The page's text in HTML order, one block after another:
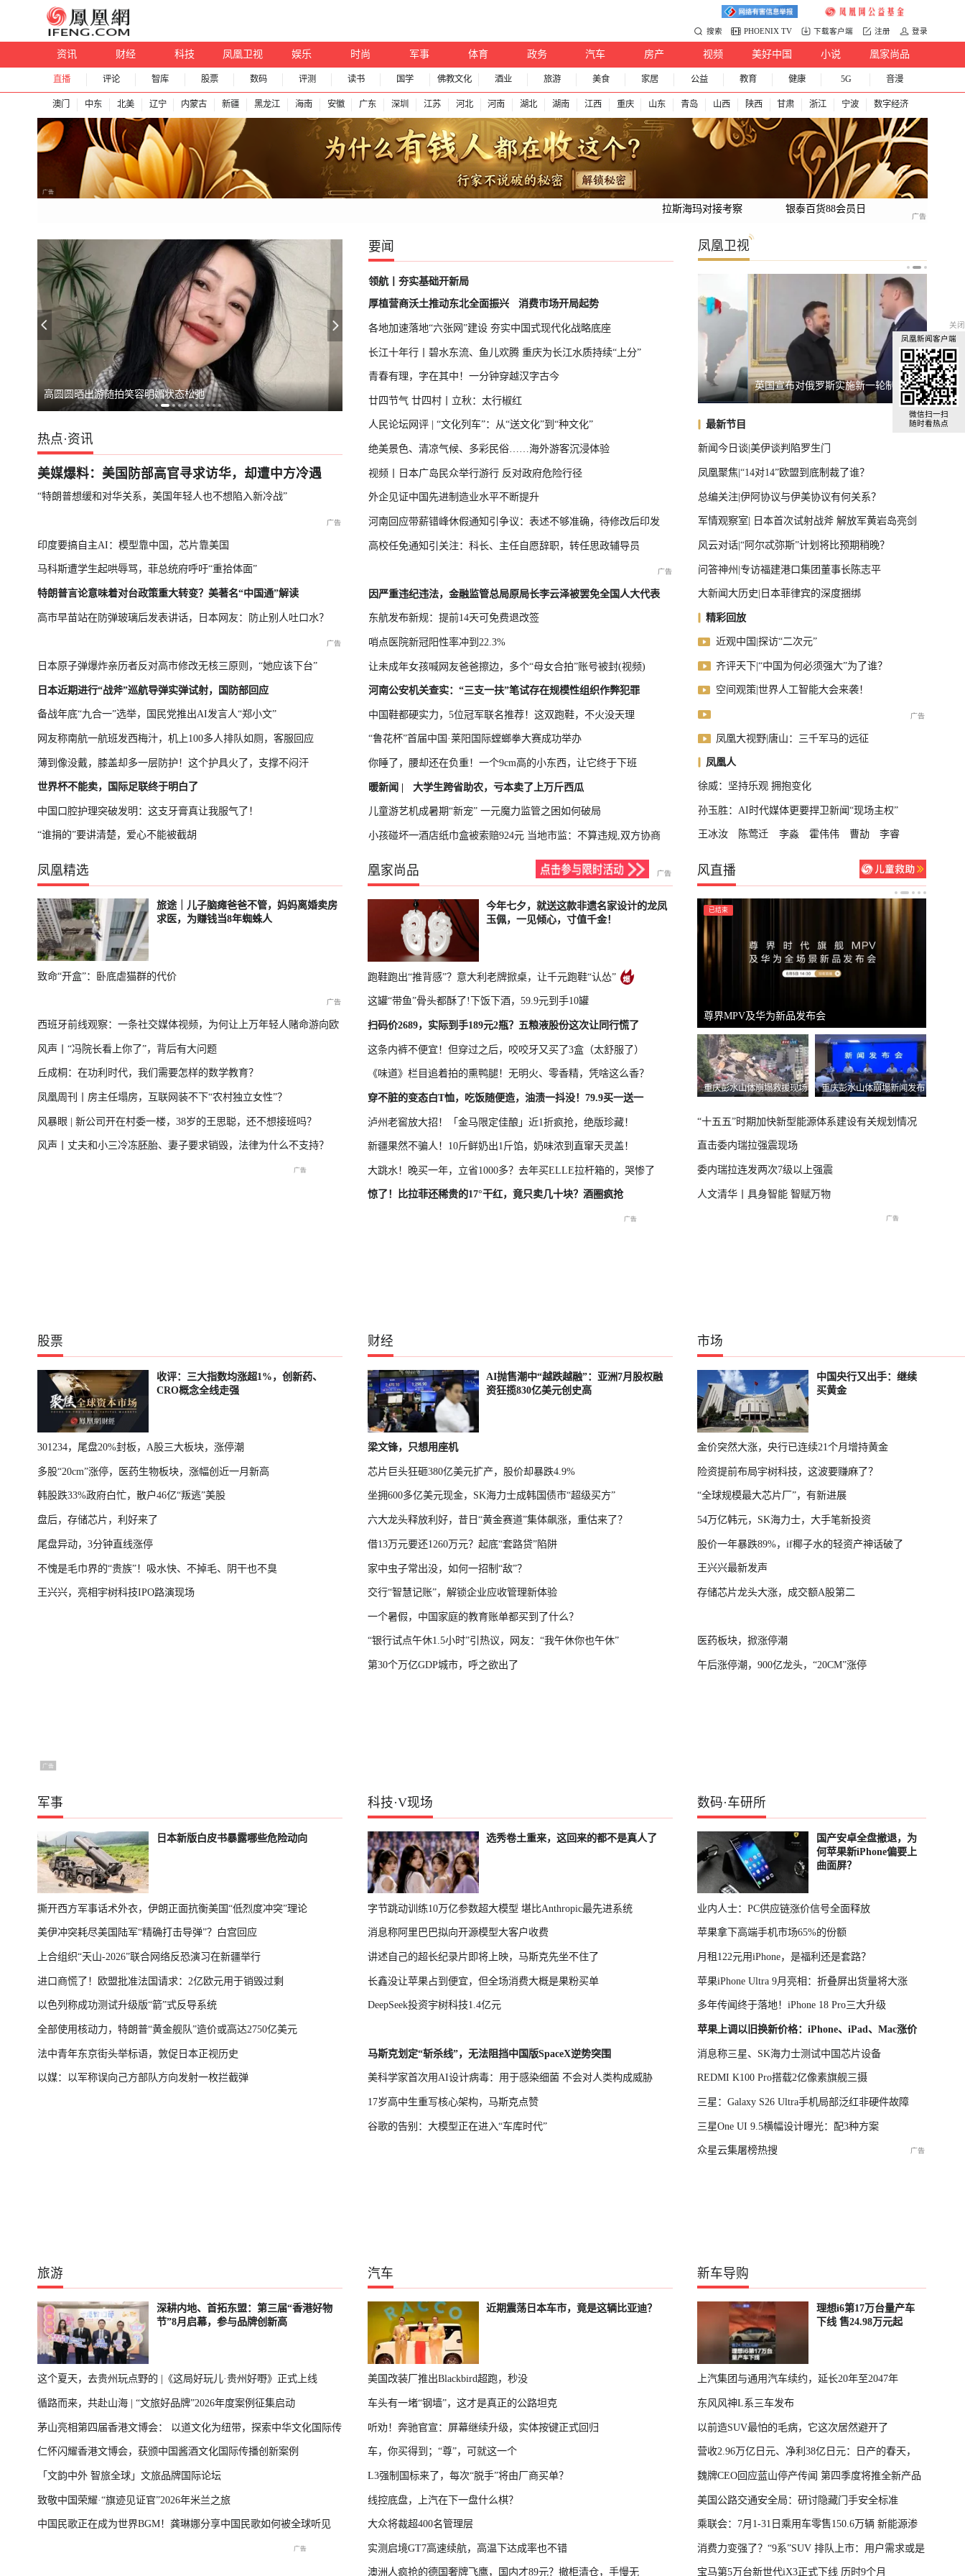
搜索 PHOENIX TV 下载客户端 注册 登录
资讯 财经 科技 凤凰卫视 娱乐 时尚 军事 体育 政务 汽车 房产 视频 美好中国 小说 凰家尚品
直播 评论 智库 股票 数码 评测 读书 国学 佛教文化 酒业 旅游 美食 家居 公益 教育 健康 5G 音漫
澳门 中东 北美 辽宁 内蒙古 新疆 黑龙江 海南 安徽 广东 深圳 江苏 河北 河南 湖北 湖南 江西 重庆 山东 青岛 山西 陕西 甘肃 浙江 宁波 数字经济
拉斯海玛对接考察 银泰百货88会员日
高圆圆晒出游随拍笑容明媚状态松弛 茅台镇老饕从不问牌子，只问“有罗庆忠吗” U17国足三连胜晋级半决赛
热点 ·资讯
美媒爆料：美国防部高官寻求访华，却遭中方冷遇
“特朗普想缓和对华关系，美国年轻人也不想陷入新冷战”
印度要搞自主AI：模型靠中国，芯片靠美国
马科斯遭学生起哄辱骂，菲总统府呼吁“重拾体面”
特朗普言论意味着对台政策重大转变？美著名“中国通”解读
高市早苗站在防弹玻璃后发表讲话，日本网友：防止别人吐口水？
日本原子弹爆炸亲历者反对高市修改无核三原则，“她应该下台”
日本近期进行“战斧”巡航导弹实弹试射，国防部回应
备战年底“九合一”选举，国民党推出AI发言人“郑小文”
网友称南航一航班发西梅汁，机上100多人排队如厕，客服回应
薄到像没戴，膝盖却多一层防护！这个护具火了，支撑不闷汗
世界杯不能卖，国际足联终于明白了
中国口腔护理突破发明：这支牙膏真让我服气了！
“谁捐的”要讲清楚，爱心不能被截胡
要闻
领航丨夯实基础开新局
厚植营商沃土推动东北全面振兴
消费市场开局起势
各地加速落地“六张网”建设 夯实中国式现代化战略底座
长江十年行丨碧水东流、鱼儿欢腾 重庆为长江水质持续“上分”
青春有理，字在其中！一分钟穿越汉字古今
廿四节气 廿四村丨立秋：太行椒红
人民论坛网评 | “文化列车”：从“送文化”到“种文化”
绝美景色、清凉气候、多彩民俗……海外游客沉浸体验
视频丨日本广岛民众举行游行 反对政府危险行径
外企见证中国先进制造业水平不断提升
河南回应带薪错峰休假通知引争议：表述不够准确，待修改后印发
高校任免通知引关注：科长、主任自愿辞职，转任思政辅导员
因严重违纪违法，金融监管总局原局长李云泽被罢免全国人大代表
东航发布新规：提前14天可免费退改签
哨点医院新冠阳性率冲到22.3%
让未成年女孩喊网友爸爸擦边，多个“母女合拍”账号被封(视频)
河南公安机关查实：“三支一扶”笔试存在规模性组织作弊犯罪
中国鞋都硬实力，5位冠军联名推荐！这双跑鞋，不火没天理
“鲁花杯”首届中国·莱阳国际螳螂拳大赛成功举办
你睡了，腰却还在负重！一个9cm高的小东西，让它终于下班
暖新闻 | 大学生跨省助农，亏本卖了上万斤西瓜
儿童游艺机成暑期“新宠” 一元魔力监管之困如何破局
小孩碰坏一酒店纸巾盒被索赔924元 当地市监：不算违规,双方协商
凤凰卫视
胡塞武装宣布加大针对沙特船只行动 英国宣布对俄罗斯实施新一轮制裁 胡塞
最新节目
新闻今日谈|美伊谈判陷罗生门
凤凰聚焦|“14对14”欧盟到底制裁了谁？
总编关注|伊阿协议与伊美协议有何关系？
军情观察室| 日本首次试射战斧 解放军黄岩岛亮剑
风云对话|“阿尔忒弥斯”计划将比预期稍晚？
问答神州|专访福建港口集团董事长陈志平
大新闻大历史|日本菲律宾的深度捆绑
精彩回放
近观中国|探访“二次元”
齐评天下|“中国为何必须强大”为了谁？
空间观策|世界人工智能大会来袭！
凤凰大视野|唐山：三千军马的远征
凤凰人
徐威：坚持乐观 拥抱变化
孙玉胜：AI时代媒体更要捍卫新闻“现场主权”
王冰汝 陈莺迁 李淼 霍伟伟 曹劼 李睿
凤凰精选
旅途｜儿子脑瘫爸爸不管，妈妈离婚卖房
求医，为赚钱当8年蜘蛛人
致命“开盒”：卧底虐猫群的代价
西班牙前线观察：一条社交媒体视频，为何让上万年轻人赌命游向欧
洲？
风声丨“冯院长看上你了”，背后有大问题
丘成桐：在功利时代，我们需要怎样的数学教育？
凤凰周刊丨房主任塌房，互联网装不下“农村独立女性”？
风暴眼 | 新公司开在村委一楼，38岁的王思聪，还不想接班吗？
风声丨丈夫和小三冷冻胚胎、妻子要求销毁，法律为什么不支持？
凰家尚品
今年七夕，就送这款非遗名家设计的龙凤
玉佩，一见倾心，寸值千金！
跑鞋跑出“推背感”？意大利老牌掀桌，让千元跑鞋“认怂”
这罐“带鱼”骨头都酥了!下饭下酒，59.9元到手10罐
扫码价2689，实际到手189元2瓶？五粮液股份这次让同行慌了
这条内裤不便宜！但穿过之后，咬咬牙又买了3盒（太舒服了）
《味道》栏目追着拍的熏鸭腿！无明火、零香精，凭啥这么香？
穿不脏的变态白T恤，吃饭随便造，油渍一抖没！79.9买一送一
泸州老窖放大招！「金马限定佳酿」近1折疯抢，绝版珍藏！
新疆果然不骗人！10斤鲜奶出1斤馅，奶味浓到直窜天灵盖！
大跳水！晚买一年，立省1000多？去年买ELLE拉杆箱的，哭惨了
惊了！比拉菲还稀贵的17°干红，竟只卖几十块？酒圈疯抢
风直播
已结束
交流现场
年大会特别报道
轮播中
播
经济运行情况
已结束
最新进展
会
已结束
国新办：2026年上半年进出口情况
“十五五”时期加快新型能源体系建设有关规划情况
直击委内瑞拉强震现场
委内瑞拉连发两次7级以上强震
人文清华丨具身智能 智赋万物
股票
收评：三大指数均涨超1%，创新药、
CRO概念全线走强
301234，尾盘20%封板，A股三大板块，涨停潮
多股“20cm”涨停，医药生物板块，涨幅创近一月新高
韩股跌33%政府白忙，散户46亿“叛逃”美股
盘后，存储芯片，利好来了
尾盘异动，3分钟直线涨停
不愧是毛巾界的“贵族”！吸水快、不掉毛、阴干也不臭
王兴兴，亮相宇树科技IPO路演现场
财经
AI抛售潮中“越跌越融”：亚洲7月股权融
资狂揽830亿美元创史高
梁文锋，只想用座机
芯片巨头狂砸380亿美元扩产，股价却暴跌4.9%
坐拥600多亿美元现金，SK海力士成韩国债市“超级买方”
六大龙头释放利好，昔日“黄金赛道”集体飙涨，重估来了？
借13万元要还1260万元？起底“套路贷”陷阱
家中虫子常出没，如何一招制“敌”？
交行“智慧记账”，解锁企业应收管理新体验
一个暑假，中国家庭的教育账单都买到了什么？
“银行试点午休1.5小时”引热议，网友：“我午休你也午休”
第30个万亿GDP城市，呼之欲出了
市场
中国央行又出手：继续
买黄金
金价突然大涨，央行已连续21个月增持黄金
险资提前布局宇树科技，这波要赚麻了？
“全球规模最大芯片厂”，有新进展
54万亿韩元，SK海力士，大手笔新投资
股价一年暴跌89%，if椰子水的轻资产神话破了
王兴兴最新发声
存储芯片龙头大涨，成交额A股第二
医药板块，掀涨停潮
午后涨停潮，900亿龙头，“20CM”涨停
军事
日本新版白皮书暴露哪些危险动向
撕开西方军事话术外衣，伊朗正面抗衡美国“低烈度冲突”理论
美伊冲突耗尽美国陆军“精确打击导弹”？白宫回应
上合组织“天山-2026”联合网络反恐演习在新疆举行
进口商慌了！欧盟批准法国请求：2亿欧元用于销毁过剩
以色列称成功测试升级版“箭”式反导系统
全部使用核动力，特朗普“黄金舰队”造价或高达2750亿美元
法中青年东京街头举标语，敦促日本正视历史
以媒：以军称误向己方部队方向发射一枚拦截弹
科技·V现场
选秀卷土重来，这回来的都不是真人了
字节跳动训练10万亿参数超大模型 堪比Anthropic最先进系统
消息称阿里巴巴拟向开源模型大客户收费
讲述自己的超长纪录片即将上映，马斯克先坐不住了
长鑫没让苹果占到便宜，但全场消费大概是果粉买单
DeepSeek投资宇树科技1.4亿元
马斯克划定“斩杀线”，无法阻挡中国版SpaceX逆势突围
美科学家首次用AI设计病毒：用于感染细菌 不会对人类构成威胁
17岁高中生重写核心架构，马斯克点赞
谷歌的告别：大模型正在进入“车库时代”
数码·车研所
国产安卓全盘撤退，为
何苹果新iPhone偏要上
曲面屏？
业内人士：PC供应链涨价信号全面释放
苹果拿下高端手机市场65%的份额
月租122元用iPhone，是福利还是套路？
苹果iPhone Ultra 9月亮相：折叠屏出货量将大涨
多年传闻终于落地！iPhone 18 Pro三大升级
苹果上调以旧换新价格：iPhone、iPad、Mac涨价
消息称三星、SK海力士测试中国芯片设备
REDMI K100 Pro搭载2亿像素旗舰三摄
三星：Galaxy S26 Ultra手机局部泛红非硬件故障
三星One UI 9.5横幅设计曝光：配3种方案
众星云集屠榜热搜
旅游
深耕内地、首拓东盟：第三届“香港好物
节”8月启幕，参与品牌创新高
这个夏天，去贵州玩点野的 |《这局好玩儿·贵州好嘢》正式上线
循路而来，共赴山海 | “文旅好品牌”2026年度案例征集启动
茅山亮相第四届香港文博会： 以道文化为纽带，探索中华文化国际传
播新表达
仁怀闪耀香港文博会，获颁中国酱酒文化国际传播创新案例
「文韵中外 智旅全球」文旅品牌国际论坛
致敬中国荣耀·“旗迹见证官”2026年米兰之旅
中国民歌正在成为世界BGM！龚琳娜分享中国民歌如何被全球听见
汽车
近期震荡日本车市，竟是这辆比亚迪？
美国改装厂推出Blackbird超跑，秒没
车头有一堵“钢墙”，这才是真正的公路坦克
听劝！奔驰官宣：屏幕继续升级，实体按键正式回归
车，你买得到；“尊”，可就这一个
L3强制国标来了，每次“脱手”将由厂商买单？
线控底盘，上汽在下一盘什么棋？
大众将裁超400名管理层
实测启境GT7高速续航，高温下达成率也不错
澳洲人疯抢的德国奢牌飞鹰，国内才89元？撤柜清仓，手慢无
新车导购
理想i6第17万台量产车
下线 售24.98万元起
上汽集团与通用汽车续约，延长20年至2047年
东风风神L系三车发布
以前造SUV最怕的毛病，它这次居然避开了
营收2.96万亿日元、净利38亿日元：日产的春天，
回来了
魏牌CEO回应蓝山停产传闻 第四季度将推全新产品
美国公路交通安全局：研讨隐藏门手安全标准
乘联会：7月1-31日乘用车零售150.6万辆 新能源渗
透率64.4%
消费力变强了？“9系”SUV 排队上市：用户需求或是
主因
宝马第5万台新世代iX3正式下线 历时9个月
关闭
凤凰新闻客户端
微信扫一扫
随时看热点